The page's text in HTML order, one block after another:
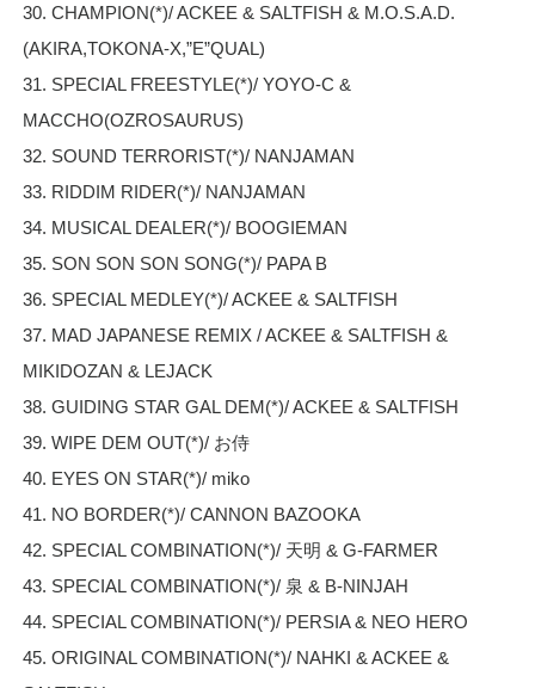
30. CHAMPION(*)/ ACKEE & SALTFISH & M.O.S.A.D.
(AKIRA,TOKONA-X,”E”QUAL)
31. SPECIAL FREESTYLE(*)/ YOYO-C &
MACCHO(OZROSAURUS)
32. SOUND TERRORIST(*)/ NANJAMAN
33. RIDDIM RIDER(*)/ NANJAMAN
34. MUSICAL DEALER(*)/ BOOGIEMAN
35. SON SON SON SONG(*)/ PAPA B
36. SPECIAL MEDLEY(*)/ ACKEE & SALTFISH
37. MAD JAPANESE REMIX / ACKEE & SALTFISH &
MIKIDOZAN & LEJACK
38. GUIDING STAR GAL DEM(*)/ ACKEE & SALTFISH
39. WIPE DEM OUT(*)/ お侍
40. EYES ON STAR(*)/ miko
41. NO BORDER(*)/ CANNON BAZOOKA
42. SPECIAL COMBINATION(*)/ 天明 & G-FARMER
43. SPECIAL COMBINATION(*)/ 泉 & B-NINJAH
44. SPECIAL COMBINATION(*)/ PERSIA & NEO HERO
45. ORIGINAL COMBINATION(*)/ NAHKI & ACKEE &